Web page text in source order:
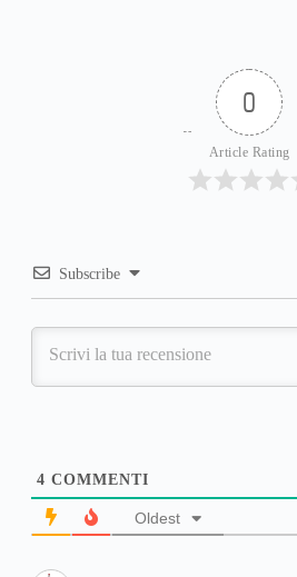
0
Article Rating
Subscribe
4 COMMENTI
Oldest